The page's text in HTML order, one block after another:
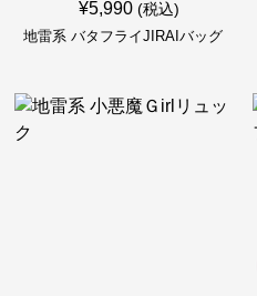
¥5,990 (税込)
地雷系 バタフライJIRAIバッグ